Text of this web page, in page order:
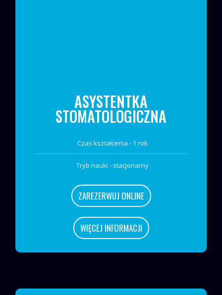
ASYSTENTKA
STOMATOLOGICZNA
Czas kształcenia - 1 rok
Tryb nauki - stacjonarny
ZAREZERWUJ ONLINE
WIĘCEJ INFORMACJI